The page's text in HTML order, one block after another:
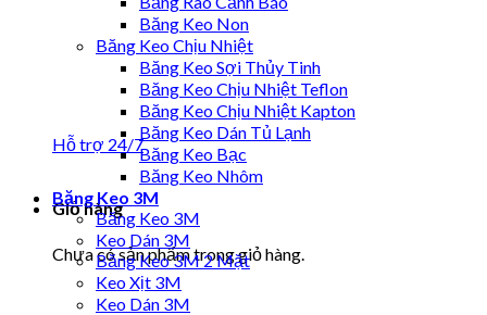
Hỗ trợ 24/7
Giỏ hàng
Chưa có sản phẩm trong giỏ hàng.
Băng Keo Non
Băng Keo Chịu Nhiệt
Băng Keo Sợi Thủy Tinh
Băng Keo Chịu Nhiệt Teflon
Băng Keo Chịu Nhiệt Kapton
Băng Keo Dán Tủ Lạnh
Băng Keo Bạc
Băng Keo Nhôm
Băng Keo 3M
Băng Keo 3M
Keo Dán 3M
Băng Keo 3M 2 Mặt
Keo Xịt 3M
Keo Dán 3M